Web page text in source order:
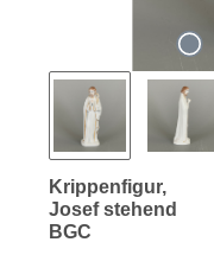
Krippenfigur,
Josef stehend
BGC